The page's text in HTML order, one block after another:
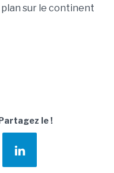
sur le continent
le !